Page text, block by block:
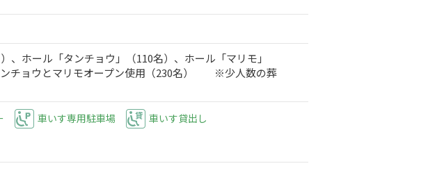
ホール「タンチョウ」（110名）、ホール「マリモ」
ンチョウとマリモオープン使用（230名） ※少人数の葬
車いす専用駐車場
車いす貸出し